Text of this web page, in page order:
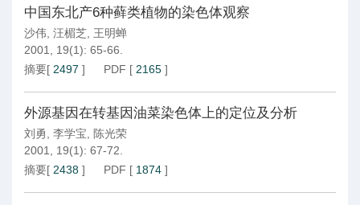
中国东北产6种藓类植物的染色体观察
沙伟 汪楣芝 王明蝉
2001, 19(1): 65-66.
摘要[ 2497 ] PDF [ 2165 ]
外源基因在转基因油菜染色体上的定位及分析
刘勇 李学宝
陈光荣
2001, 19(1): 67-72.
摘要[ 2438 ] PDF [ 1874 ]